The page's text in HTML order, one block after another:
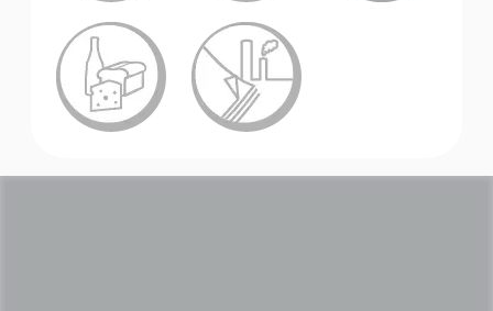
Akademi
Ürün Broşürleri